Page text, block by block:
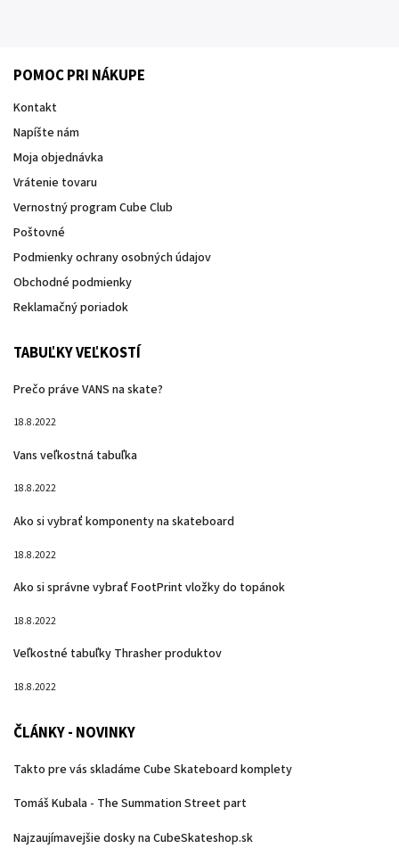
POMOC PRI NÁKUPE
Kontakt
Napíšte nám
Moja objednávka
Vrátenie tovaru
Vernostný program Cube Club
Poštovné
Podmienky ochrany osobných údajov
Obchodné podmienky
Reklamačný poriadok
TABUĽKY VEĽKOSTÍ
Prečo práve VANS na skate?
18.8.2022
Vans veľkostná tabuľka
18.8.2022
Ako si vybrať komponenty na skateboard
18.8.2022
Ako si správne vybrať FootPrint vložky do topánok
18.8.2022
Veľkostné tabuľky Thrasher produktov
18.8.2022
ČLÁNKY - NOVINKY
Takto pre vás skladáme Cube Skateboard komplety
Tomáš Kubala - The Summation Street part
Najzaujímavejšie dosky na CubeSkateshop.sk